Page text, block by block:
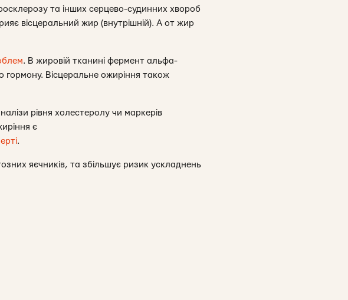
та інших серцево-судинних хвороб
вісцеральний жир (внутрішній). А от жир
. В жировій тканині фермент альфа-
гормону. Вісцеральне ожиріння також
рівня холестеролу чи маркерів
є
.
яєчників, та збільшує ризик ускладнень